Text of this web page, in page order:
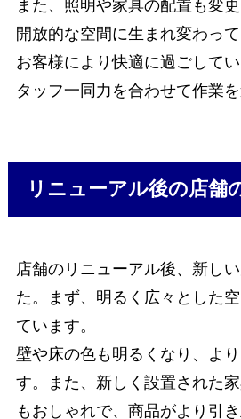
また、照明や家具の配置も変
開放的な空間に生まれ変わって
お客様により快適に過ごして
タッフ一同力を合わせて作業を
リニューアル後の店舗
店舗のリニューアル後、新し
た。まず、明るく広々とした
ています。
壁や床の色も明るくなり、よ
す。また、新しく設置された
もおしゃれで、商品がより引